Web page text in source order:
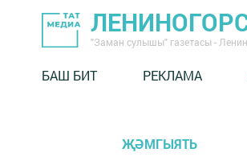
"Заман сулышы" газетасы -
БАШ БИТ РЕКЛАМА
ҖӘМГЫЯТЬ